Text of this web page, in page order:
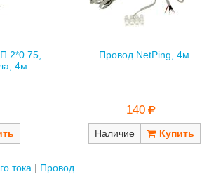
2*0.75,
4м
Провод NetPing, 4м
140
Наличие
тока
Провод